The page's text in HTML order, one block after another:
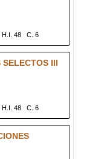
H.I. 48 C. 6
SELECTOS III
H.I. 48 C. 6